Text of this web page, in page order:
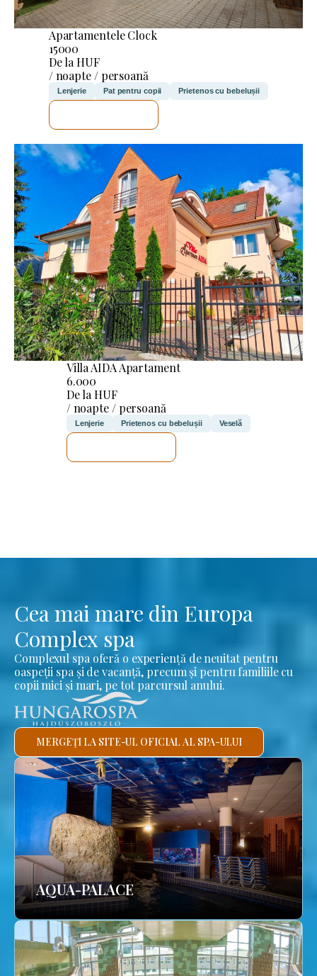
Apartamentele Clock
15000
De la HUF
/ noapte / persoană
Lenjerie Pat pentru copii Prietenos cu bebelușii
Villa AIDA Apartament
6.000
De la HUF
/ noapte / persoană
Lenjerie Prietenos cu bebelușii Veselă
Cea mai mare din Europa
Complex spa
Complexul spa oferă o experiență de neuitat pentru
oaspeții spa și de vacanță, precum și pentru familiile cu
copii mici și mari, pe tot parcursul anului.
MERGEȚI LA SITE-UL OFICIAL AL SPA-ULUI
AQUA-PALACE